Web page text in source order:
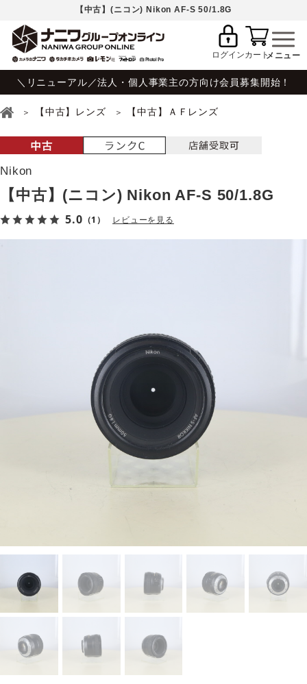
【中古】(ニコン) Nikon AF-S 50/1.8G
ログインカート
＼リニューアル／法人・個人事業主の方向け会員募集開始！
【中古】レンズ 【中古】ＡＦレンズ
Nikon
【中古】(ニコン) Nikon AF-S 50/1.8G
5.0 （1） レビューを見る